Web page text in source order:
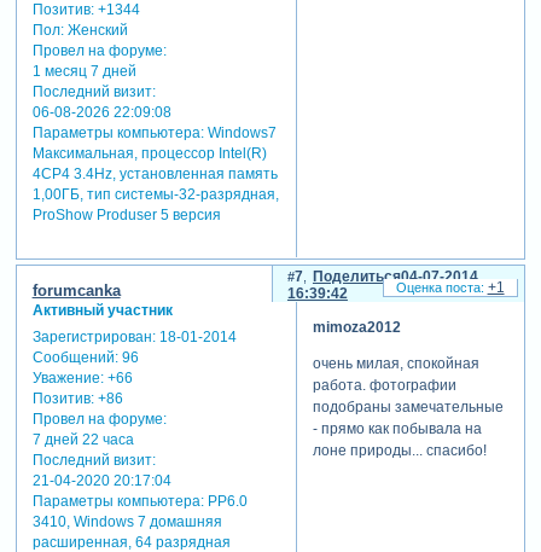
Позитив: +1344
Пол:Женский
Провел на форуме:
1 месяц 7 дней
Последний визит:
06-08-2026 22:09:08
Параметры компьютера:Windows7
Максимальная, процессор Intel(R)
4CP4 3.4Hz, установленная память
1,00ГБ, тип системы-32-разрядная,
ProShow Produser 5 версия
Поделиться
7
04-07-2014
16:39:42
forumcanka
Активный участник
Зарегистрирован: 18-01-2014
Сообщений:96
Уважение: +66
Позитив: +86
Провел на форуме:
7 дней 22 часа
Последний визит:
21-04-2020 20:17:04
Параметры компьютера:PP6.0
3410, Windows 7 домашняя
расширенная, 64 разрядная
mimoza2012
очень милая, спокойная
работа. фотографии
подобраны замечательные
- прямо как побывала на
лоне природы... спасибо!
+1